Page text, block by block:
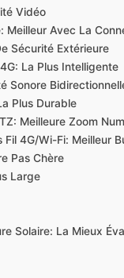
Vidéo
Avec La
Sécurité Extérieure
La Plus Intelligente
Sonore
Plus Durable
Meilleure Zoom
Fil 4G/Wi-Fi: Meilleur
Pas Chère
Large
Solaire: La Mieux